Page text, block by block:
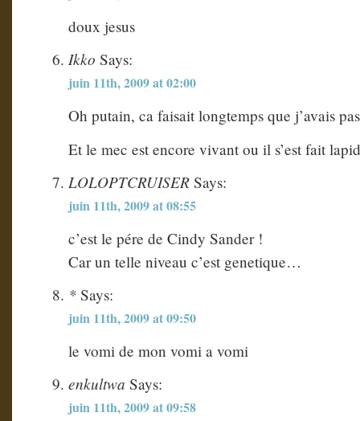
doux jesus
Ikko Says:
juin 11th, 2009 at 02:00
Oh putain, ca faisait longtemps que j’avais
Et le mec est encore vivant ou il s’est fait
LOLOPTCRUISER Says:
juin 11th, 2009 at 08:55
c’est le pére de Cindy Sander !
Car un telle niveau c’est genetique…
* Says:
juin 11th, 2009 at 09:50
le vomi de mon vomi a vomi
enkultwa Says:
juin 11th, 2009 at 09:58